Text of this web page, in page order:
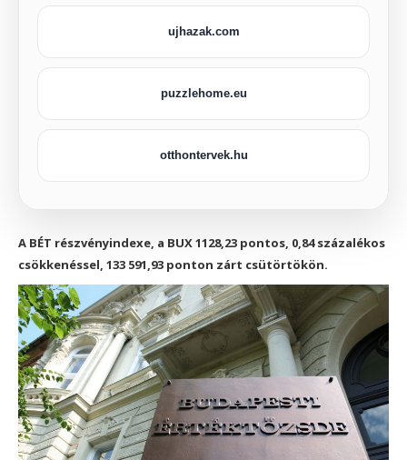
ujhazak.com
puzzlehome.eu
otthontervek.hu
A BÉT részvényindexe, a BUX 1128,23 pontos, 0,84 százalékos
csökkenéssel, 133 591,93 ponton zárt csütörtökön.